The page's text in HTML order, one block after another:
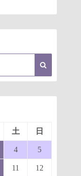
土 日
4 5
11 12